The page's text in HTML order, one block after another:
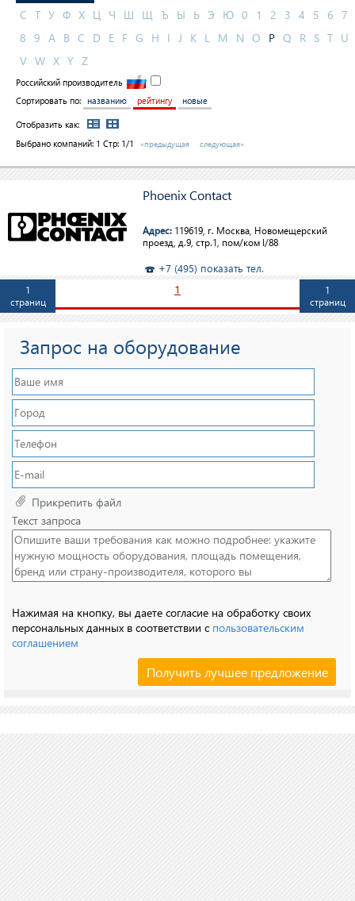
С Т У Ф Х Ц Ч Ш Щ Ъ Ы Ь Э Ю 0 1 2 3 4 5 6 7
8 9 A B C D E F G H I J K L M N O P Q R S T U
V W X Y Z
Российский производитель
Сортировать по:
названию рейтингу новые
Отобразить как:
Выбрано компаний: 1 Стр: 1/1 «предыдущая следующая»
Phoenix Contact
Адрес: 119619, г. Москва, Новомещерский
проезд, д.9, стр.1, пом/ком I/88
+7 (495) показать тел.
1
страниц
1
страниц
1
Запрос на оборудование
Прикрепить файл
Текст запроса
Нажимая на кнопку, вы даете согласие на обработку своих
персональных данных в соответствии с пользовательским
соглашением